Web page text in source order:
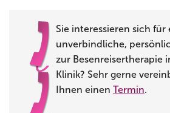
Sie interessieren sich für
unverbindliche,
zur Besenreisertherapie
Klinik? Sehr gerne
Ihnen einen Termin.